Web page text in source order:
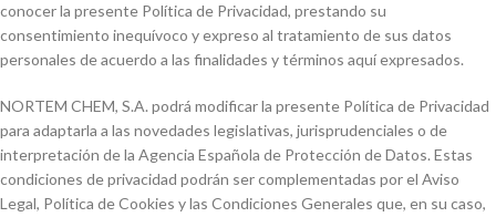
conocer la presente Política de Privacidad, prestando su
consentimiento inequívoco y expreso al tratamiento de sus datos
personales de acuerdo a las finalidades y términos aquí expresados.
NORTEM CHEM, S.A. podrá modificar la presente Política de Privacidad
para adaptarla a las novedades legislativas, jurisprudenciales o de
interpretación de la Agencia Española de Protección de Datos. Estas
condiciones de privacidad podrán ser complementadas por el Aviso
Legal, Política de Cookies y las Condiciones Generales que, en su caso,